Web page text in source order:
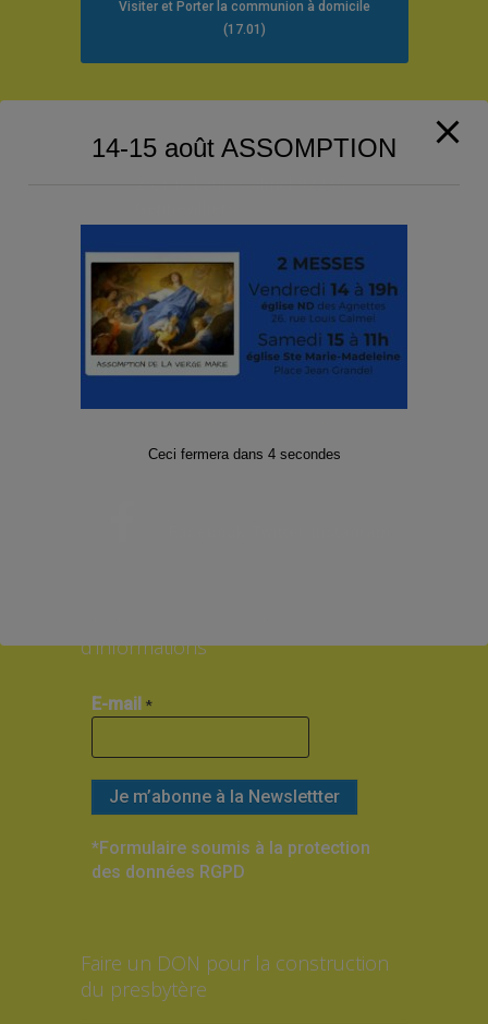
Visiter et Porter la communion à domicile
(17.01)
Téléphone : 01 47 98 79 26
secret.pargen@free.fr
d’informations
E-mail *
*Formulaire soumis à la protection
des données RGPD
Faire un DON pour la construction
du presbytère
14-15 août ASSOMPTION
Ceci fermera dans 4secondes